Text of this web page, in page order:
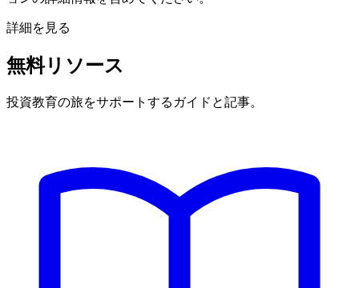
詳細を見る
無料リソース
投資教育の旅をサポートするガイドと記事。